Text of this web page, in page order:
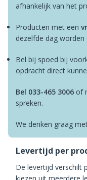
afhankelijk van het
Producten met een
dezelfde dag
Bel bij spoed bij
opdracht direct
Bel 033-465 3006 of
spreken.
We denken graag
Levertijd per
De levertijd verschilt